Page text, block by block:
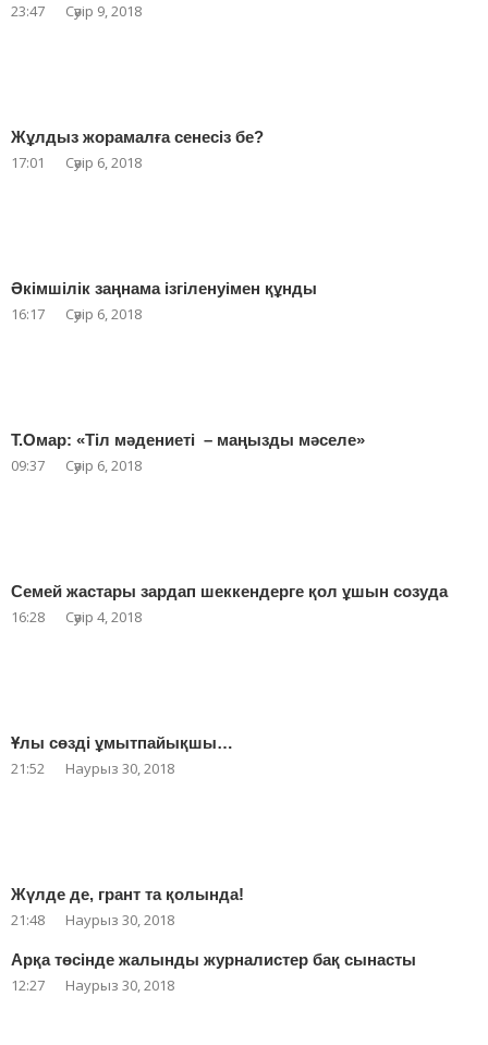
23:47 Сәуір 9, 2018
Жұлдыз жорамалға сенесіз бе?
17:01 Сәуір 6, 2018
Әкімшілік заңнама ізгіленуімен құнды
16:17 Сәуір 6, 2018
Т.Омар: «Тіл мәдениеті – маңызды мәселе»
09:37 Сәуір 6, 2018
Семей жастары зардап шеккендерге қол ұшын созуда
16:28 Сәуір 4, 2018
Ұлы сөзді ұмытпайықшы…
21:52 Наурыз 30, 2018
Жүлде де, грант та қолында!
21:48 Наурыз 30, 2018
Арқа төсінде жалынды журналистер бақ сынасты
12:27 Наурыз 30, 2018